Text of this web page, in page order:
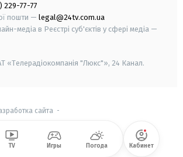
229-77-77
пошти — legal@24tv.com.ua
медіа в Реєстрі суб'єктів у сфері медіа —
«Телерадіокомпанія "Люкс"», 24 Канал.
сайта -
TV Игры Погода Кабинет